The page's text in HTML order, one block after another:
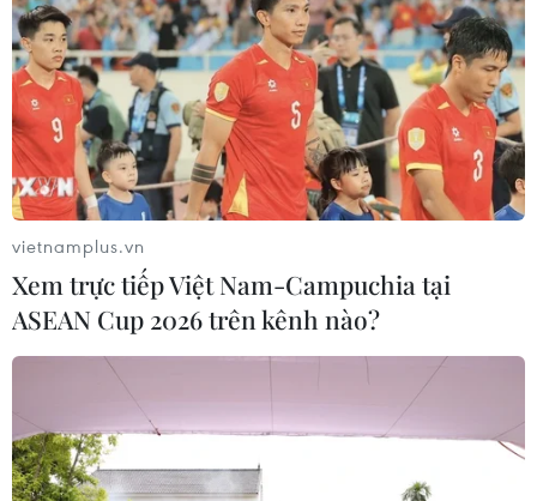
TIN LIÊN QUAN
vietnamplus.vn
Xem trực tiếp Việt Nam-Campuchia tại
ASEAN Cup 2026 trên kênh nào?